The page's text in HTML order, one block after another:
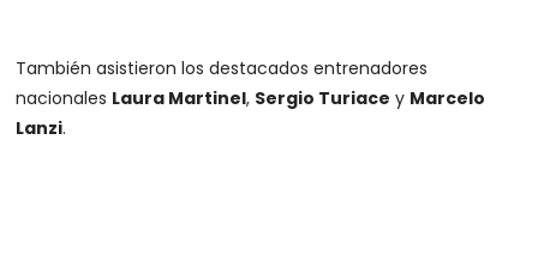
También asistieron los destacados entrenadores
nacionales Laura Martinel, Sergio Turiace y Marcelo
Lanzi.